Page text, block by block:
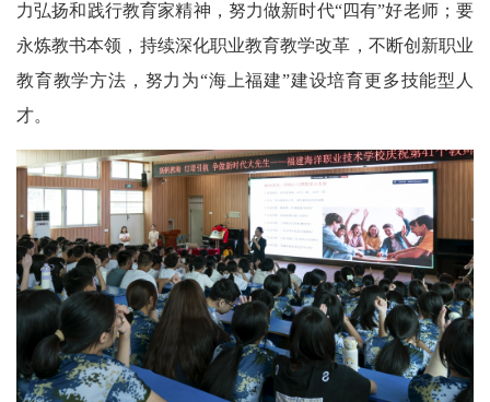
力弘扬和践行教育家精神，努力做新时代“四有”好老师；要
永炼教书本领，持续深化职业教育教学改革，不断创新职业
教育教学方法，努力为“海上福建”建设培育更多技能型人
才。